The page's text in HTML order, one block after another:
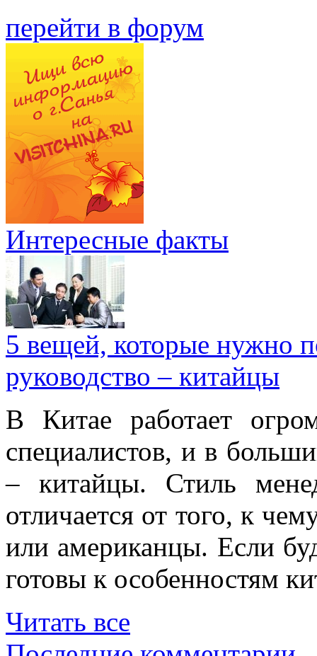
перейти в форум
Интересные факты
5 вещей, которые нужно
руководство – китайцы
В Китае работает
специалистов, и в
– китайцы. Стиль
отличается от того, к
или американцы. Если
готовы к особенностям
Читать все